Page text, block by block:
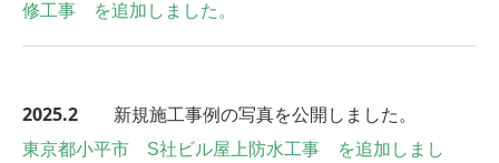
修工事 を追加しました。
2025.2 新規施工事例の写真を公開しました。
東京都小平市 S社ビル屋上防水工事 を追加しまし